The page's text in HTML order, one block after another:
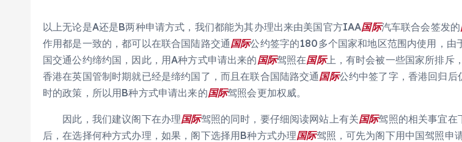
以上无论是A还是B两种申请方式，我们都能为其办理出来由美国官方IAA国际汽车联合会签发的
作用都是一致的，都可以在联合国陆路交通国际公约签字的180多个国家和地区范围内使用，由
国交通公约缔约国，因此，用A种方式申请出来的国际驾照在国际上，有时会被一些国家所排斥
香港在英国管制时期就已经是缔约国了，而且在联合国陆路交通国际公约中签了字，香港回归后
时的政策，所以用B种方式申请出来的国际驾照会更加权威。
因此，我们建议阁下在办理国际驾照的同时，要仔细阅读网站上有关国际驾照的相关事宜在
后，在选择何种方式办理，如果，阁下选择用B种方式办理国际驾照，可先为阁下用中国驾照申